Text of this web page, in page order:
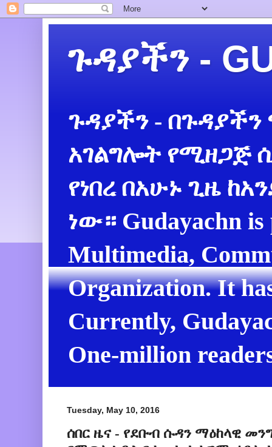
ጉዳያችን -
ጉዳያችን -
አገልግሎት የሚዘጋጅ
የነበረ በአሁኑ ጊዜ
ነው። Gudayachn is
Multimedia,
Organization. It
Currently,
One-million
Tuesday, May 10, 2016
ሰበር ዜና - የደቡብ ሱዳን ማዕከላዊ